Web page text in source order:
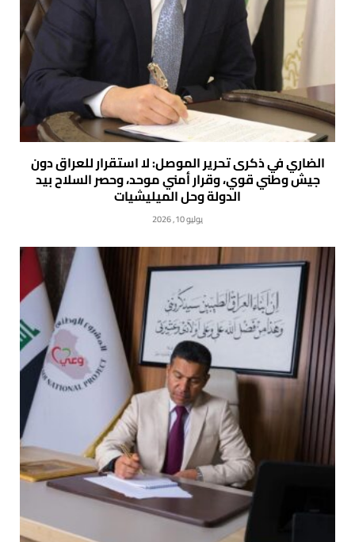
الضاري في ذكرى تحرير الموصل: لا استقرار للعراق دون
جيش وطني قوي، وقرار أمني موحد، وحصر السلاح بيد
الدولة وحل الميليشيات
يوليو 10, 2026